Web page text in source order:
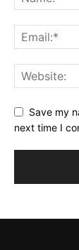
Save my
next time I